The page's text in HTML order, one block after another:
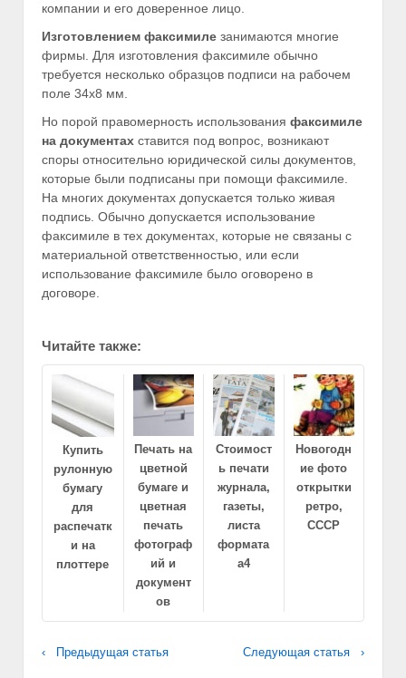
компании и его доверенное лицо.
Изготовлением факсимиле занимаются многие
фирмы. Для изготовления факсимиле обычно
требуется несколько образцов подписи на рабочем
поле 34х8 мм.
Но порой правомерность использования факсимиле
на документах ставится под вопрос, возникают
споры относительно юридической силы документов,
которые были подписаны при помощи факсимиле.
На многих документах допускается только живая
подпись. Обычно допускается использование
факсимиле в тех документах, которые не связаны с
материальной ответственностью, или если
использование факсимиле было оговорено в
договоре.
Читайте также:
Купить
рулонную
бумагу
для
распечатк
и на
плоттере
Печать на
цветной
бумаге и
цветная
печать
фотограф
ий и
документ
ов
Стоимост
ь печати
журнала,
газеты,
листа
формата
а4
Новогодн
ие фото
открытки
ретро,
СССР
‹ Предыдущая статья Следующая статья ›